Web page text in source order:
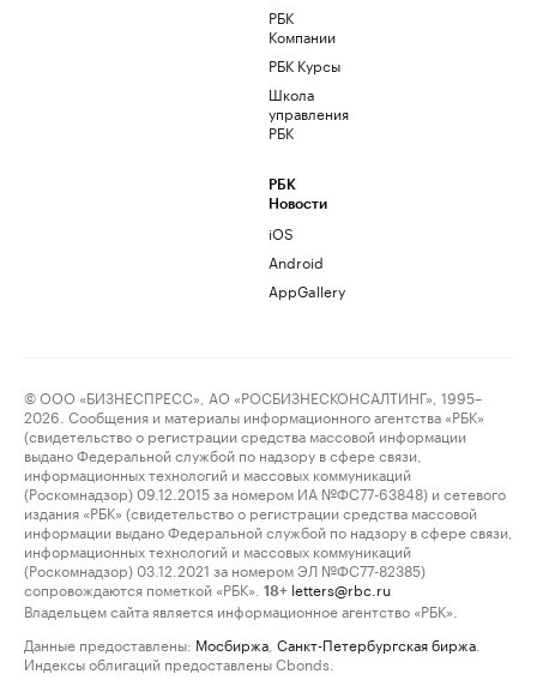
РБК
Компании
РБК Курсы
Школа
управления
РБК
РБК
Новости
iOS
Android
AppGallery
© ООО «БИЗНЕСПРЕСС», АО «РОСБИЗНЕСКОНСАЛТИНГ», 1995–
2026. Сообщения и материалы информационного агентства «РБК»
(свидетельство о регистрации средства массовой информации
выдано Федеральной службой по надзору в сфере связи,
информационных технологий и массовых коммуникаций
(Роскомнадзор) 09.12.2015 за номером ИА №ФС77-63848) и сетевого
издания «РБК» (свидетельство о регистрации средства массовой
информации выдано Федеральной службой по надзору в сфере связи,
информационных технологий и массовых коммуникаций
(Роскомнадзор) 03.12.2021 за номером ЭЛ №ФС77-82385)
сопровождаются пометкой «РБК».
18+ letters@rbc.ru
Владельцем сайта является информационное агентство «РБК».
Данные предоставлены: Мосбиржа Санкт-Петербургская биржа
Индексы облигаций предоставлены Cbonds.